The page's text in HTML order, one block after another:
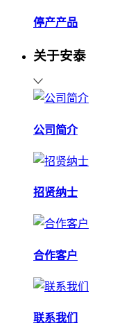
停产产品
关于安泰
公司简介
招贤纳士
合作客户
联系我们